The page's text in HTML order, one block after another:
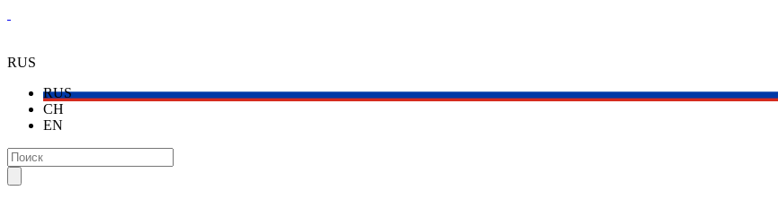
RUS
RUS
CH
EN